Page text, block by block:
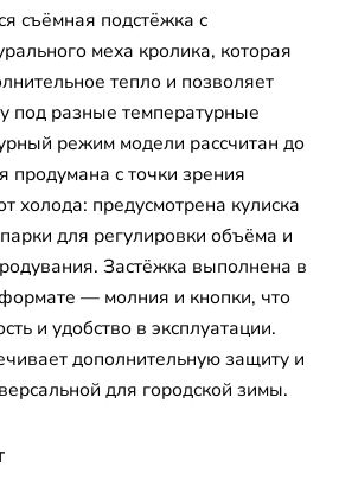
съёмная подстёжка с
меха кролика, которая
тепло и позволяет
под разные температурные
режим модели рассчитан до
продумана с точки зрения
холода: предусмотрена кулиска
для регулировки объёма и
Застёжка выполнена в
— молния и кнопки, что
и удобство в эксплуатации.
дополнительную защиту и
для городской зимы.